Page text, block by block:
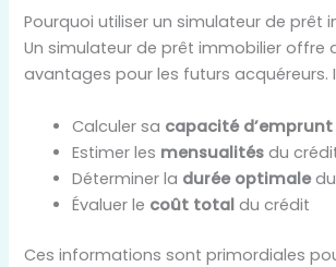
Pourquoi utiliser un simulateur de prêt
Un simulateur de prêt immobilier offre
avantages pour les futurs acquéreurs.
Calculer sa capacité d’emprunt
Estimer les mensualités du
Déterminer la durée optimale
Évaluer le coût total du crédit
Ces informations sont primordiales